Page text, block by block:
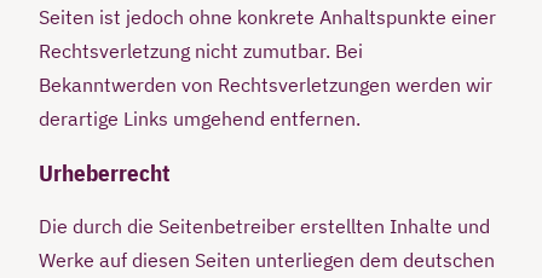
Seiten ist jedoch ohne konkrete Anhaltspunkte einer
Rechtsverletzung nicht zumutbar. Bei
Bekanntwerden von Rechtsverletzungen werden wir
derartige Links umgehend entfernen.
Urheberrecht
Die durch die Seitenbetreiber erstellten Inhalte und
Werke auf diesen Seiten unterliegen dem deutschen